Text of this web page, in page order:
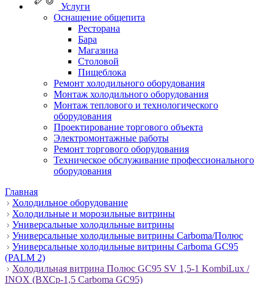
Услуги
Оснащение общепита
Ресторана
Бара
Магазина
Столовой
Пищеблока
Ремонт холодильного оборудования
Монтаж холодильного оборудования
Монтаж теплового и технологического
оборудования
Проектирование торгового объекта
Электромонтажные работы
Ремонт торгового оборудования
Техническое обслуживание профессионального
оборудования
Главная
Холодильное оборудование
Холодильные и морозильные витрины
Универсальные холодильные витрины
Универсальные холодильные витрины Carboma/Полюс
Универсальные холодильные витрины Carboma GC95
(PALM 2)
Холодильная витрина Полюс GC95 SV 1,5-1 KombiLux /
INOX (ВХСр-1,5 Carboma GC95)